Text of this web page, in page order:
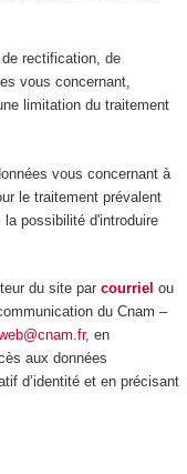
rectification, de
vous concernant,
limitation du traitement
vous concernant à
le traitement prévalent
possibilité d'introduire
du site par courriel ou
du Cnam –
, en
aux données
d’identité et en précisant